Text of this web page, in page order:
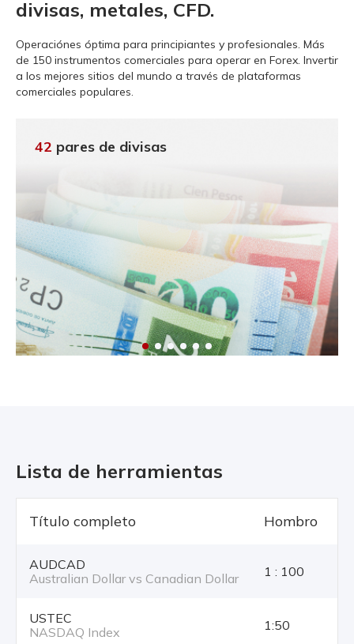
divisas, metales, CFD.
Operaciónes óptima para principiantes y profesionales. Más
de 150 instrumentos comerciales para operar en Forex. Invertir
a los mejores sitios del mundo a través de plataformas
comerciales populares.
42 pares de divisas
Lista de herramientas
Título completo Hombro
AUDCAD
Australian Dollar vs Canadian Dollar
1 : 100
USTEC
NASDAQ Index
1:50